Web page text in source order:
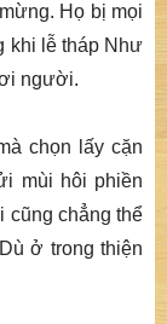
Họ bị mọi
khi lễ tháp Như
người.
chọn lấy cặn
mùi hôi phiền
cũng chẳng thể
ở trong thiện